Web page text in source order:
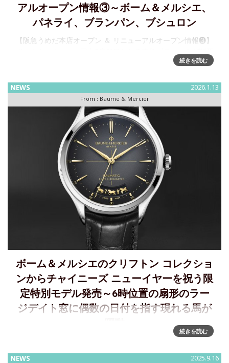
アルオープン情報③～ボーム＆メルシエ、
パネライ、ブランパン、ブシュロン
【阪急うめだ本店オープン ＆ リニューアルオープン情報❸】
に初オープン 2026年3月20日（金・祝）、阪急うめだ本店６
続きを読む
NEWS 2026.1.13
From : Baume & Mercier
ボーム＆メルシエのクリフトン コレクショ
ンからチャイニーズ ニューイヤーを祝う限
定特別モデル発売～6時位置の扇形のラー
ジデイト窓に偶数の日付を指す現れる馬が
トン コレクションボーム＆メルシエは、2026年2月17日(火)
続きを読む
NEWS 2025.9.16